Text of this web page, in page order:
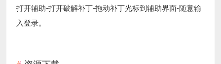
打开辅助-打开破解补丁-拖动补丁光标到辅助界面-随意输
入登录。